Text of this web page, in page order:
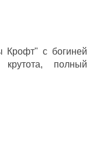
Крофт" с богиней
крутота, полный